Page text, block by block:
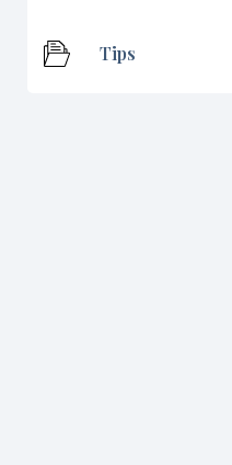
Tips